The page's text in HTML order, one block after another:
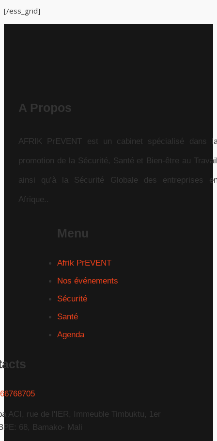
[/ess_grid]
A Propos
AFRIK PrEVENT est un cabinet spécialisé dans
promotion de la Sécurité, Santé et Bien-être au
ainsi qu’à la Sécurité Globale des entreprises
Afrique..
Menu
Afrik PrEVENT
Nos événements
Sécurité
Santé
Agenda
ACI, rue de l'IER, Immeuble Timbuktu, 1er
68, Bamako- Mali